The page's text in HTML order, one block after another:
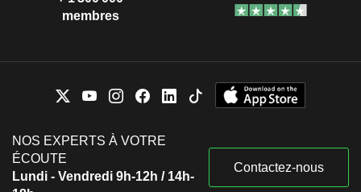
membres
NOS EXPERTS À VOTRE
ÉCOUTE
Lundi - Vendredi 9h-12h / 14h-
Contactez-nous